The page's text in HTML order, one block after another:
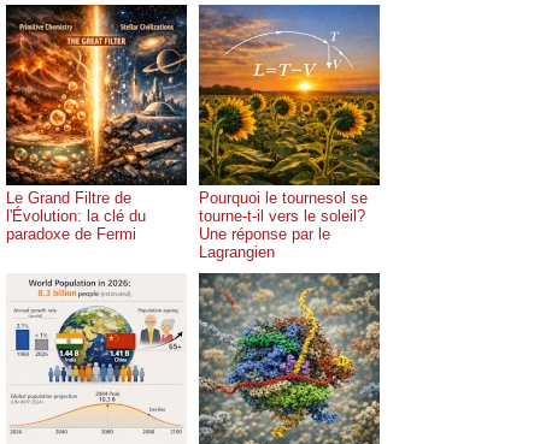
Le Grand Filtre de
l'Évolution: la clé du
paradoxe de Fermi
Pourquoi le tournesol se
tourne-t-il vers le soleil?
Une réponse par le
Lagrangien